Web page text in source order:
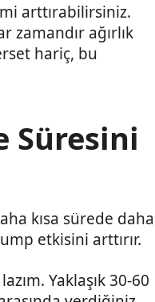
arttırabilirsiniz.
ağırlık
hariç, bu
Süresini
kısa sürede daha
etkisini arttırır.
Yaklaşık 30-60